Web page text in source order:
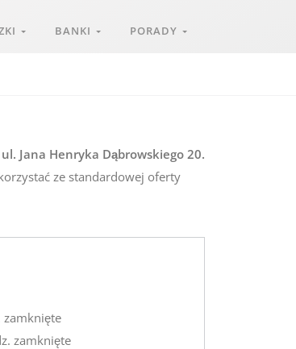
BANKI PORADY
Jana Henryka Dąbrowskiego 20.
ze standardowej oferty
zamknięte
zamknięte